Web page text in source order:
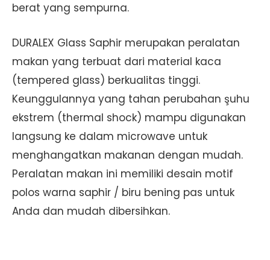
berat yang sempurna.
DURALEX Glass Saphir merupakan peralatan
makan yang terbuat dari material kaca
(tempered glass) berkualitas tinggi.
Keunggulannya yang tahan perubahan şuhu
ekstrem (thermal shock) mampu digunakan
langsung ke dalam microwave untuk
menghangatkan makanan dengan mudah.
Peralatan makan ini memiliki desain motif
polos warna saphir / biru bening pas untuk
Anda dan mudah dibersihkan.